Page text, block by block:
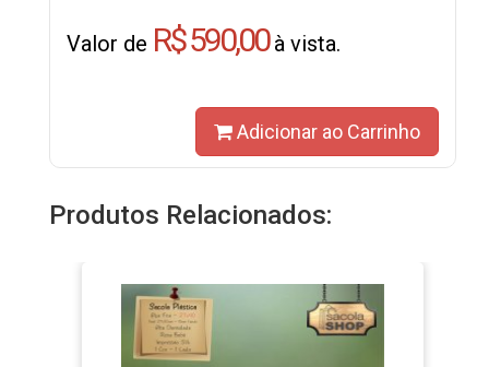
Valor de R$ 590,00à vista.
Adicionar ao Carrinho
Produtos Relacionados: